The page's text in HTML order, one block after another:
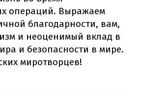
операций. Выражаем
благодарности, вам,
и неоценимый вклад в
и безопасности в мире.
миротворцев!